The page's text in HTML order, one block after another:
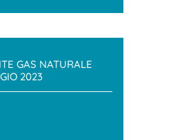
GAS NATURALE
2023